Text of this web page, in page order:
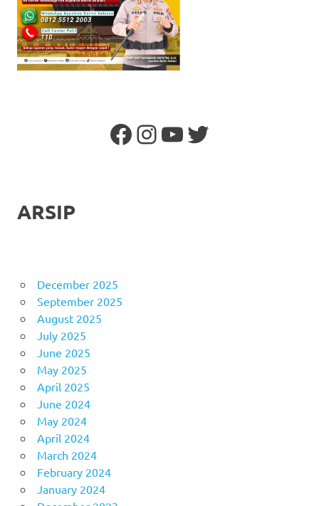
Facebook
Instagram
YouTube
Twitter
ARSIP
December 2025
September 2025
August 2025
July 2025
June 2025
May 2025
April 2025
June 2024
May 2024
April 2024
March 2024
February 2024
January 2024